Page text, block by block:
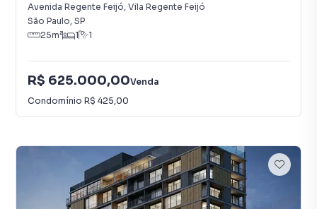
Avenida Regente Feijó, Vila Regente Feijó
São Paulo, SP
25m² 1 1
R$ 625.000,00Venda
Condomínio R$ 425,00